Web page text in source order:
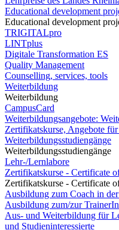
Educational development
Educational development
TRIGITALpro
LINTplus
Digitale Transformation ES
Quality Management
Counselling, services, tools
Weiterbildung
Weiterbildung
CampusCard
Weiterbildungsangebote:
Zertifikatskurse, Angebote
Weiterbildungsstudiengänge
Weiterbildungsstudiengänge
Lehr-/Lernlabore
Zertifikatskurse - Certificate
Zertifikatskurse - Certificate
Ausbildung zum Coach in
Ausbildung zum/zur
Aus- und Weiterbildung für
und Studieninteressierte